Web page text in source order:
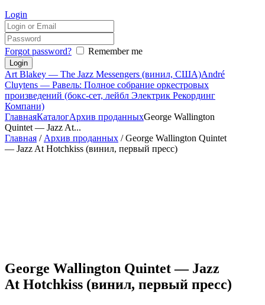
Login
Forgot password? Remember me
Art Blakey — The Jazz Messengers (винил, США)André
Cluytens — Равель: Полное собрание оркестровых
произведений (бокс-сет, лейбл Электрик Рекординг
Компани)
ГлавнаяКаталогАрхив проданныхGeorge Wallington
Quintet — Jazz At...
Главная / Архив проданных / George Wallington Quintet
— Jazz At Hotchkiss (винил, первый пресс)
George Wallington Quintet — Jazz
At Hotchkiss (винил, первый пресс)